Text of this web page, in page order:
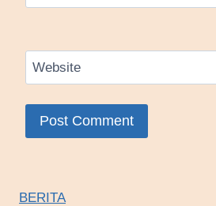
Website
BERITA